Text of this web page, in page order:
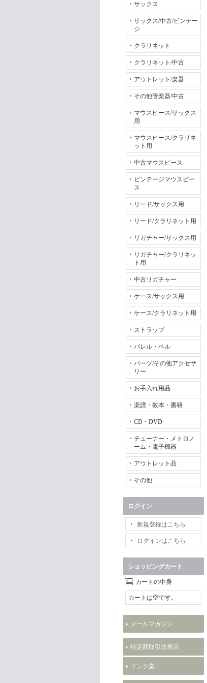
サックス
サックス/中古/ビンテー
ジ
クラリネット
クラリネット/中古
アウトレット/楽器
その他管楽器/中古
マウスピース/サックス
用
マウスピース/クラリネ
ット用
中古マウスピース
ビンテージマウスピー
ス
リード/サックス用
リード/クラリネット用
リガチャー/サックス用
リガチャー/クラリネッ
ト用
中古リガチャー
ケース/サックス用
ケース/クラリネット用
ストラップ
バレル・ベル
パーツ/その他アクセサ
リー
お手入れ用品
楽譜・教本・書籍
CD・DVD
チューナー・メトロノ
ーム・電子機器
アウトレット品
その他
ログイン
新規登録はこちら
ログインはこちら
ショッピングカート
カートの中身
カートは空です。
メールマガジン
特定商取引法表示
リンク集